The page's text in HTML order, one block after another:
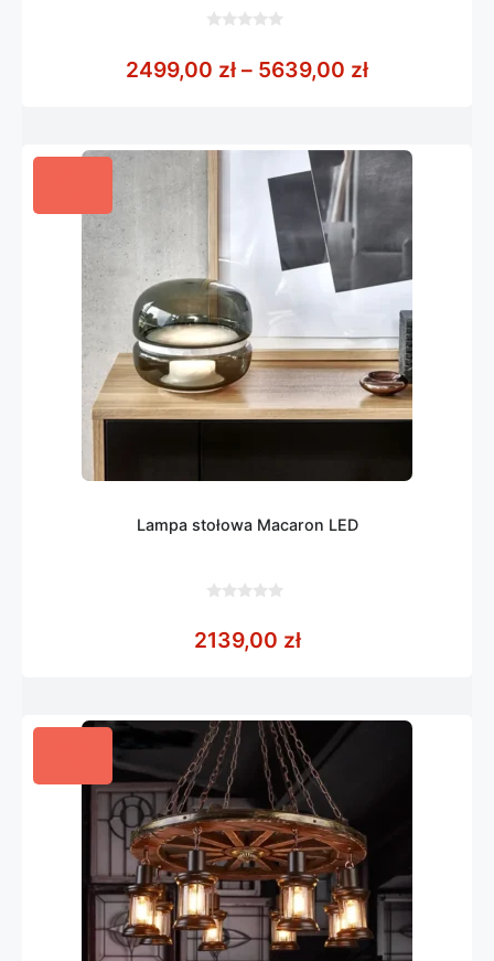
5
2499,00 zł – 5639,00 złZakres cen:
Lampa stołowa Macaron LED
5
2139,00 zł